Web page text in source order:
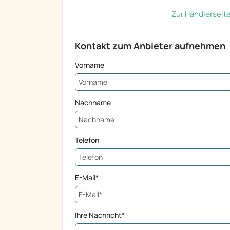
Zur
Kontakt zum Anbieter aufnehmen
Vorname
Nachname
Telefon
E-Mail*
Ihre Nachricht*